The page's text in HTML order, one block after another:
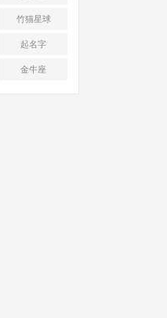
竹猫星球
起名字
金牛座